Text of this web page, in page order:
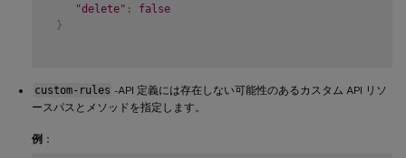
"delete" :
false
}
custom-rules -API 定義には存在しない可能性のあるカスタム API リソ
ースパスとメソッドを指定します。
例 ：